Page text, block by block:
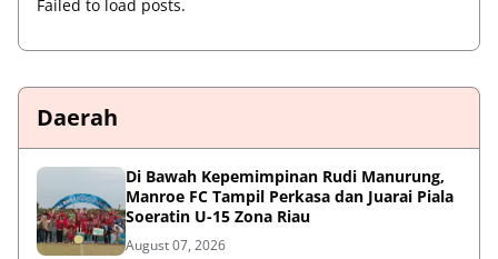
Failed to load posts.
Daerah
Di Bawah Kepemimpinan Rudi Manurung,
Manroe FC Tampil Perkasa dan Juarai Piala
Soeratin U-15 Zona Riau
August 07, 2026